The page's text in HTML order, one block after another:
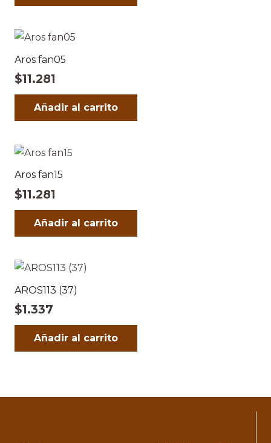
Aros fan05
$11.281
Añadir al carrito
Aros fan15
$11.281
Añadir al carrito
AROS113 (37)
$1.337
Añadir al carrito